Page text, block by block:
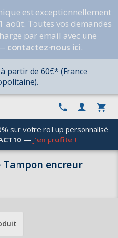
est exceptionnellement
Toutes vos demandes
par email avec une
contactez-nous ici.
à partir de 60€* (France
sur votre roll up personnalisé
— J'en profite !
Tampon encreur